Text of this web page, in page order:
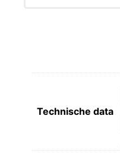
Technische data